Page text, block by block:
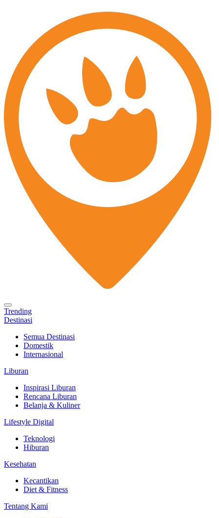
Trending
Destinasi
Semua Destinasi
Domestik
Internasional
Liburan
Inspirasi Liburan
Rencana Liburan
Belanja & Kuliner
Lifestyle Digital
Teknologi
Hiburan
Kesehatan
Kecantikan
Diet & Fitness
Tentang Kami